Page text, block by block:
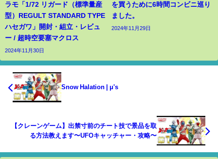
ラモ「1/72 リガード（標準量産
型）REGULT STANDARD TYPE
ハセガワ」開封・組立・レビュ
ー / 超時空要塞マクロス
2024年11月30日
を買うために6時間コンビニ巡り
ました。
2024年11月29日
Snow Halation | μ's
【クレーンゲーム】出禁寸前のチート技で景品を取
る方法教えます〜UFOキャッチャー・攻略〜